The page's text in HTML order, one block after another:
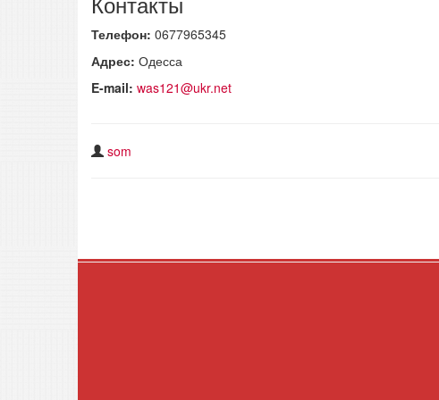
Телефон: 0677965345
Адрес: Одесса
E-mail: was121@ukr.net
som